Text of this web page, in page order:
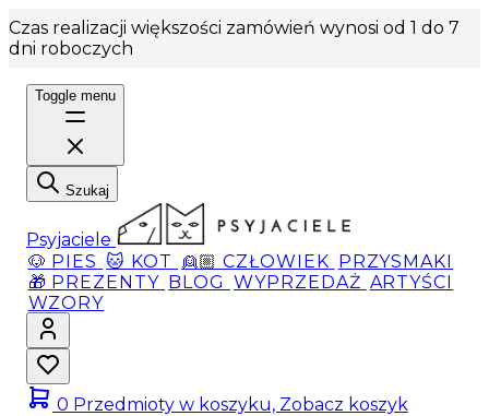
Czas realizacji większości zamówień wynosi od 1 do 7
dni roboczych
Toggle menu
Szukaj
Psyjaciele
🐶 PIES 🐱 KOT 👱🏼 CZŁOWIEK PRZYSMAKI
🎁 PREZENTY BLOG WYPRZEDAŻ ARTYŚCI
WZORY
0 Przedmioty w koszyku, Zobacz koszyk